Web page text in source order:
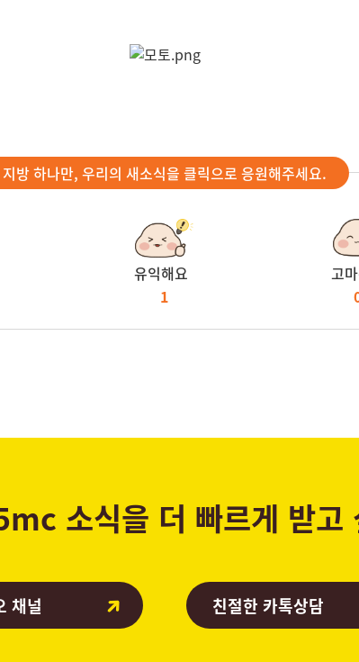
지방 하나만, 우리의 새소식을 클릭으로 응원해주세요.
유익해요
1
고
소식을 더 빠르게 받고
채널 친절한 카톡상담